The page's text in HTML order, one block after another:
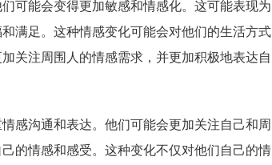
可能会变得更加敏感和情感化。这可能表现为
满足。这种情感变化可能会对他们的生活方式
关注周围人的情感需求，并更加积极地表达自
感沟通和表达。他们可能会更加关注自己和周
的情感和感受。这种变化不仅对他们自己的情